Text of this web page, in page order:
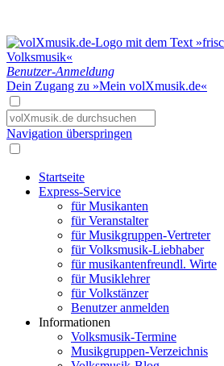
Benutzer-Anmeldung
Dein Zugang zu »Mein volXmusik.de«
Navigation überspringen
Startseite
Express-Service
für Musikanten
für Veranstalter
für Musikgruppen-Vertreter
für Volksmusik-Liebhaber
für musikantenfreundl. Wirte
für Musiklehrer
für Volkstänzer
Benutzer anmelden
Informationen
Volksmusik-Termine
Musikgruppen-Verzeichnis